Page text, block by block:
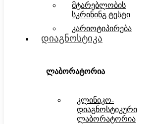
მტარებლობის
სკრინინგ ტესტი
კარიოტიპირება
დიაგნოსტიკა
ლაბორატორია
კლინიკო-
დიაგნოსტიკური
ლაბორატორია